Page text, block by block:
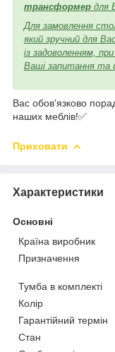
трансформер для
Для замовлення
який зручний для
із задоволенням,
Ваші запитання та
Вас обов'язково
наших меблів!✅
Приховати
Характеристики
Основні
Країна виробник
Призначення
Тумба в комплекті
Колір
Гарантійний термін
Стан